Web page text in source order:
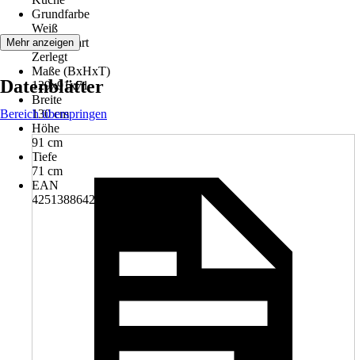
Grundfarbe
Weiß
Montageart
Zerlegt
Maße (BxHxT)
129x91x71
Breite
130 cm
Höhe
91 cm
Tiefe
71 cm
EAN
4251388642771
Mehr anzeigen
Datenblätter
Bereich überspringen